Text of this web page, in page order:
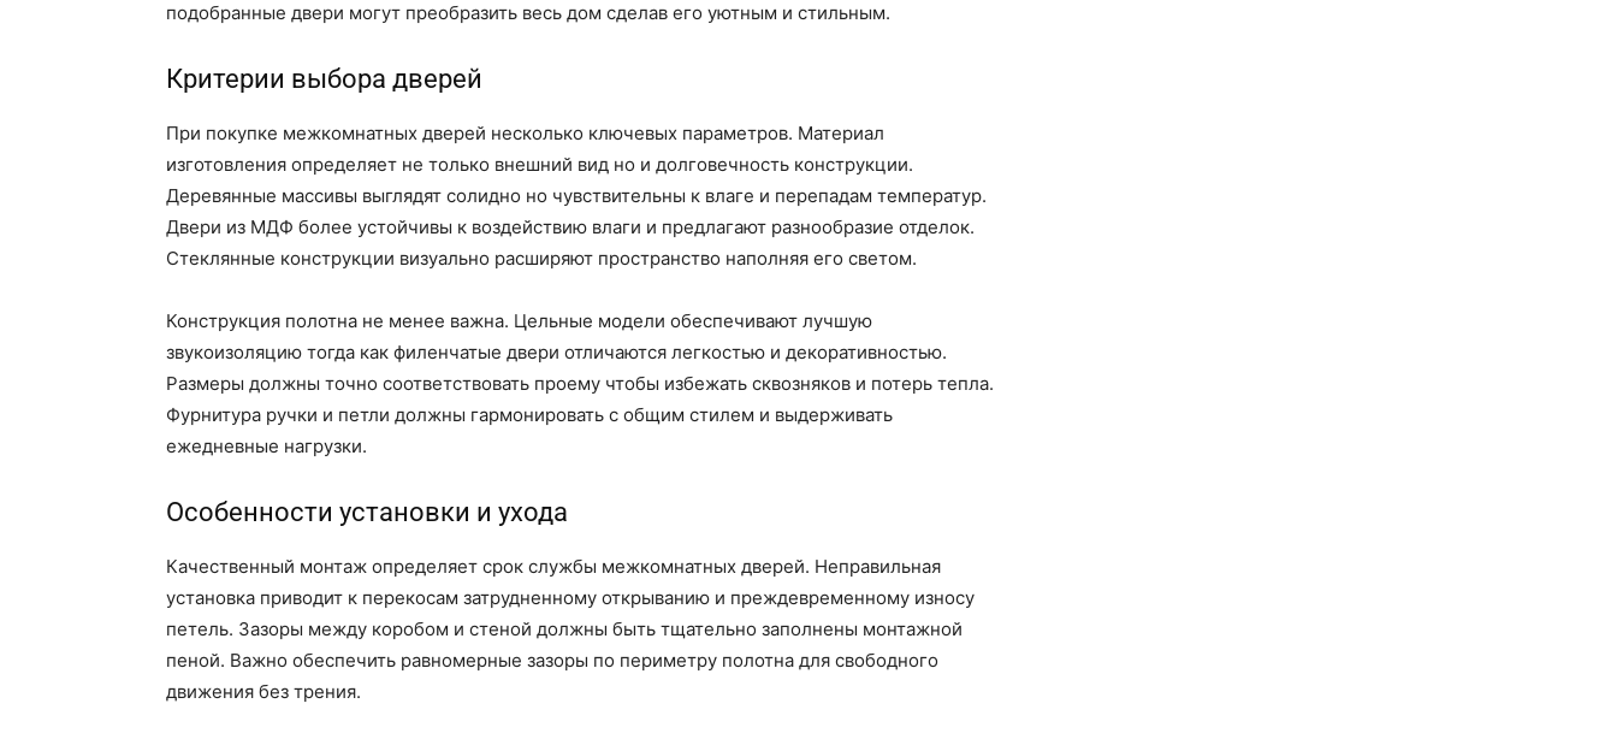
подобранные двери могут преобразить весь дом сделав его уютным и стильным.
Критерии выбора дверей
При покупке межкомнатных дверей несколько ключевых параметров. Материал
изготовления определяет не только внешний вид но и долговечность конструкции.
Деревянные массивы выглядят солидно но чувствительны к влаге и перепадам температур.
Двери из МДФ более устойчивы к воздействию влаги и предлагают разнообразие отделок.
Стеклянные конструкции визуально расширяют пространство наполняя его светом.
Конструкция полотна не менее важна. Цельные модели обеспечивают лучшую
звукоизоляцию тогда как филенчатые двери отличаются легкостью и декоративностью.
Размеры должны точно соответствовать проему чтобы избежать сквозняков и потерь тепла.
Фурнитура ручки и петли должны гармонировать с общим стилем и выдерживать
ежедневные нагрузки.
Особенности установки и ухода
Качественный монтаж определяет срок службы межкомнатных дверей. Неправильная
установка приводит к перекосам затрудненному открыванию и преждевременному износу
петель. Зазоры между коробом и стеной должны быть тщательно заполнены монтажной
пеной. Важно обеспечить равномерные зазоры по периметру полотна для свободного
движения без трения.